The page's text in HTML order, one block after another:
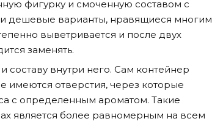
фигурку и смоченную составом с
дешевые варианты, нравящиеся многим
выветривается и после двух
заменять.
составу внутри него. Сам контейнер
имеются отверстия, через которые
с определенным ароматом. Такие
является более равномерным на всем